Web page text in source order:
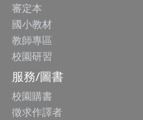
審定本
國小教材
教師專區
校園研習
服務/圖書
校園購書
徵求作譯者